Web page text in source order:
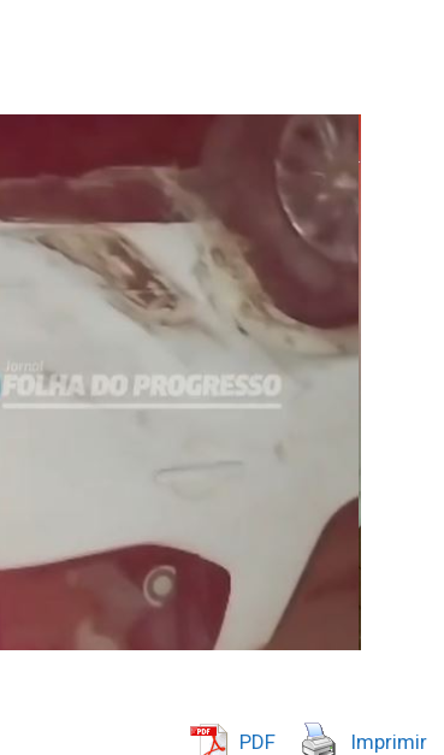
PDF Imprimir